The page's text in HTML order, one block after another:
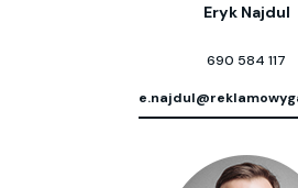
Eryk Najdul
690 584 117